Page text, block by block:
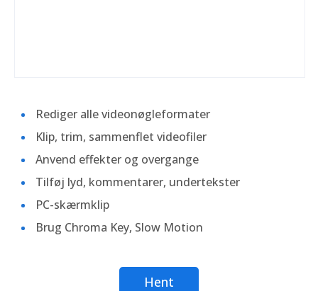
Rediger alle videonøgleformater
Klip, trim, sammenflet videofiler
Anvend effekter og overgange
Tilføj lyd, kommentarer, undertekster
PC-skærmklip
Brug Chroma Key, Slow Motion
Hent